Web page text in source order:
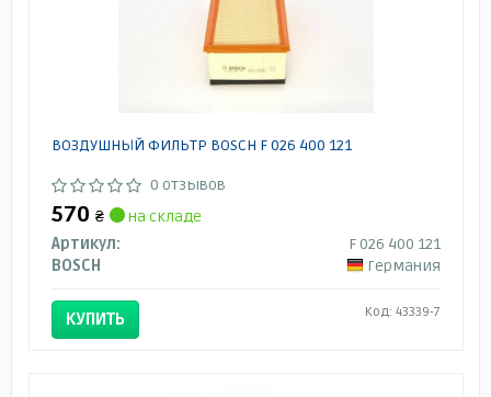
ВОЗДУШНЫЙ ФИЛЬТР BOSCH F 026 400 121
0 отзывов
570 ₴
на складе
Артикул:
F 026 400 121
BOSCH
Германия
КУПИТЬ Код: 43339-7